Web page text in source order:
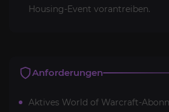
Housing-Event vorantreiben.
Anforderungen
Aktives World of Warcraft-